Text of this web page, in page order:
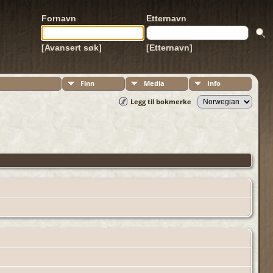
Fornavn Etternavn
[Avansert søk] [Etternavn]
Finn Media Info
Legg til bokmerke